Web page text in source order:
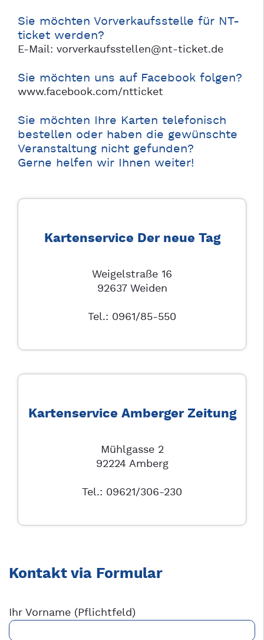
Sie möchten Vorverkaufsstelle für NT-
ticket werden?
E-Mail: vorverkaufsstellen@nt-ticket.de
Sie möchten uns auf Facebook folgen?
www.facebook.com/ntticket
Sie möchten Ihre Karten telefonisch
bestellen oder haben die gewünschte
Veranstaltung nicht gefunden?
Gerne helfen wir Ihnen weiter!
Kartenservice Der neue Tag
Weigelstraße 16
92637 Weiden
Tel.: 0961/85-550
Kartenservice Amberger Zeitung
Mühlgasse 2
92224 Amberg
Tel.: 09621/306-230
Kontakt via Formular
Ihr Vorname (Pflichtfeld)